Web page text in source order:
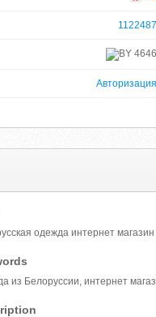
1122487
4646
Авторизация
одежда интернет
из Белоруссии, интернет